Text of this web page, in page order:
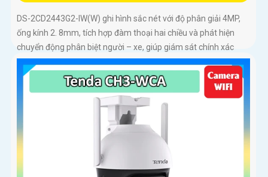
DS-2CD2443G2-IW(W) ghi hình sắc nét với độ phân giải 4MP,
ống kính 2. 8mm, tích hợp đàm thoại hai chiều và phát hiện
chuyển động phân biệt người – xe, giúp giám sát chính xác